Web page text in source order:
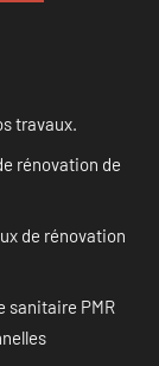
travaux.
rénovation de
de rénovation
sanitaire PMR